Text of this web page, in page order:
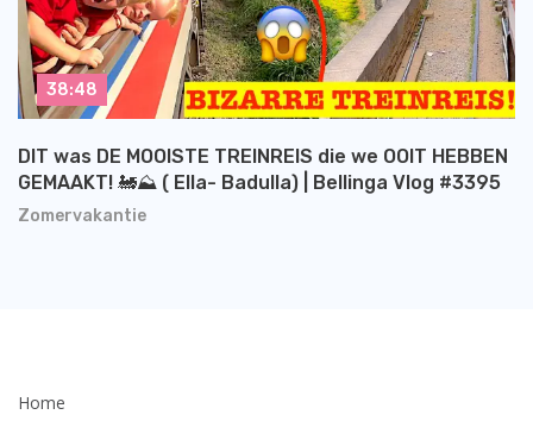
Zomervakantie
DIT was DE MOOISTE TREINREIS die we OOIT HEBBEN
GEMAAKT! 🚂⛰️ ( Ella- Badulla) | Bellinga Vlog #3395
38:48
Home